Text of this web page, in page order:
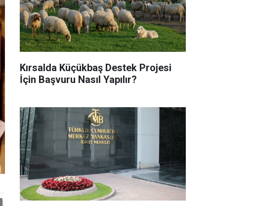
Kırsalda Küçükbaş Destek Projesi
İçin Başvuru Nasıl Yapılır?